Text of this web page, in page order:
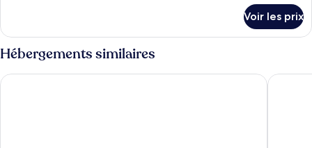
le
type
de
Chambre
Voir les prix
Hébergements similaires
Hilton Bahrain City Centre Hotel & Residences